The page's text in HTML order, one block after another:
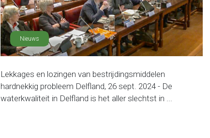
Nieuws
Lekkages en lozingen van bestrijdingsmiddelen
hardnekkig probleem Delfland, 26 sept. 2024 - De
waterkwaliteit in Delfland is het aller slechtst in ...